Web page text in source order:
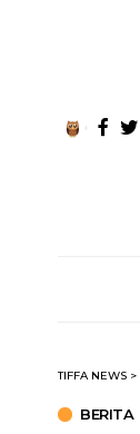
TIFFA NEWS >
BERITA